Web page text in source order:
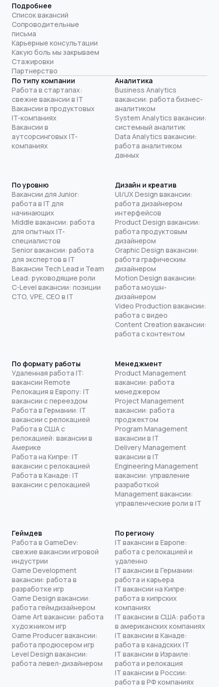
Подробнее
Список вакансий
Сопроводительные
письма
Карьерные консультации
Какую боль мы закрываем
Стажировки
Партнерство
По типу компании
Работа в стартапах:
свежие вакансии в IT
Вакансии в продуктовых
IT-компаниях
Вакансии в
аутсорсинговых IT-
компаниях
Аналитика
Business Analytics
вакансии: работа бизнес-
аналитиком
System Analytics вакансии:
системный аналитик
Data Analytics вакансии:
работа аналитиком
данных
По уровню
Вакансии для Junior:
работа в IT для
начинающих
Middle вакансии: работа
для опытных IT-
специалистов
Senior вакансии: работа
для экспертов в IT
Вакансии Tech Lead и Team
Lead: руководящие роли
C-Level вакансии: позиции
CTO, VPE, CEO в IT
Дизайн и креатив
UI/UX Design вакансии:
работа дизайнером
интерфейсов
Product Design вакансии:
работа продуктовым
дизайнером
Graphic Design вакансии:
работа графическим
дизайнером
Motion Design вакансии:
работа моушн-
дизайнером
Video Production вакансии:
работа с видео
Content Creation вакансии:
работа с контентом
По формату работы
Удаленная работа IT:
вакансии Remote
Релокация в Европу: IT
вакансии с переездом
Работа в Германии: IT
вакансии с релокацией
Работа в США с
релокацией: вакансии в
Америке
Работа на Кипре: IT
вакансии с релокацией
Работа в Канаде: IT
вакансии с релокацией
Менеджмент
Product Management
вакансии: работа
менеджером
Project Management
вакансии: работа
проджектом
Program Management
вакансии в IT
Delivery Management
вакансии в IT
Engineering Management
вакансии: управление
разработкой
Management вакансии:
управленческие роли в IT
Геймдев
Работа в GameDev:
свежие вакансии игровой
индустрии
Game Development
вакансии: работа в
разработке игр
Game Design вакансии:
работа геймдизайнером
Game Art вакансии: работа
художником игр
Game Producer вакансии:
работа продюсером игр
Level Design вакансии:
работа левел-дизайнером
По региону
IT вакансии в Европе:
работа с релокацией и
удаленно
IT вакансии в Германии:
работа и карьера
IT вакансии на Кипре:
работа в кипрских
компаниях
IT вакансии в США: работа
в американских компаниях
IT вакансии в Канаде:
работа в канадских IT
IT вакансии в Израиле:
работа и релокация
IT вакансии в России:
работа в РФ компаниях